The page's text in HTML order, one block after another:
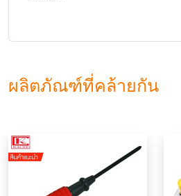
ผลิตภัณฑ์ที่คล้ายกัน